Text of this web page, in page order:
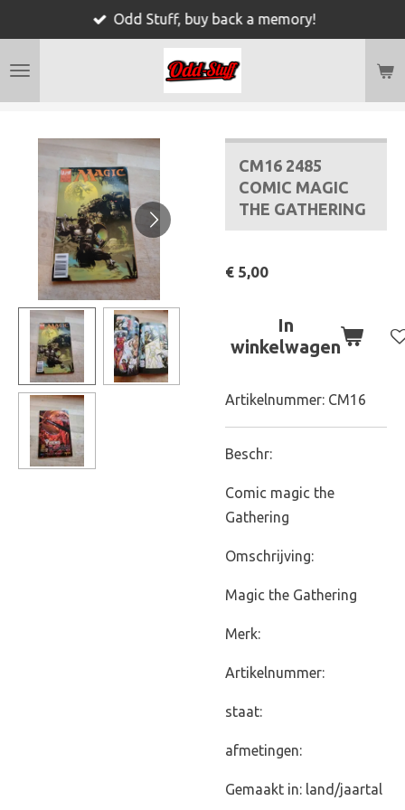
naar
Odd Stuff, buy back a memory!
CM16 2485
COMIC MAGIC
THE GATHERING
€ 5,00
In
winkelwagen
Artikelnummer: CM16
Beschr:
Comic magic the
Gathering
Omschrijving:
Magic the Gathering
Merk:
Artikelnummer:
staat:
afmetingen:
Gemaakt in: land/jaartal